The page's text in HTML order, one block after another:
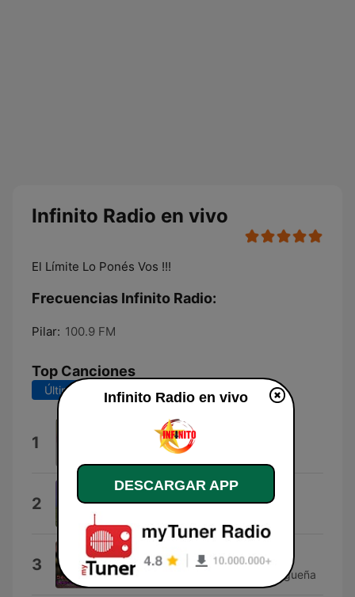
Infinito Radio en vivo
El Límite Lo Ponés Vos !!!
Frecuencias Infinito Radio:
Pilar: 100.9 FM
Top Canciones
Últimos 7 días Últimos 30 días
1 Hoy y Siempre
Código de barra
2 Piensa en Mi
3 La Roba Maridos
Sabrina Lescano la morocha santiagueña
Infinito Radio en vivo
DESCARGAR APP